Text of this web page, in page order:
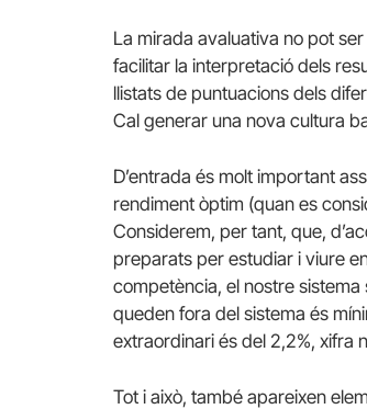
La mirada avaluativa no pot
facilitar la interpretació dels
llistats de puntuacions dels
Cal generar una nova cultura
D’entrada és molt important
rendiment òptim (quan es
Considerem, per tant, que,
preparats per estudiar i viure
competència, el nostre sistema
queden fora del sistema és
extraordinari és del 2,2%, xifra
Tot i això, també apareixen